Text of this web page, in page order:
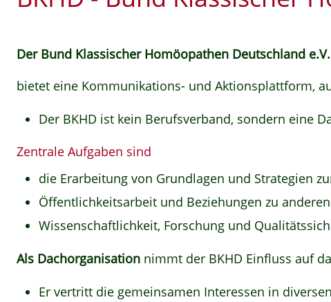
Der Bund Klassischer Homöopathen Deutschland e.V.
bietet eine Kommunikations- und Aktionsplattform,
Der BKHD ist kein Berufsverband, sondern eine
Zentrale Aufgaben sind
die Erarbeitung von Grundlagen und Strategien
Öffentlichkeitsarbeit und Beziehungen zu
Wissenschaftlichkeit, Forschung und
Als Dachorganisation nimmt der BKHD Einfluss auf
Er vertritt die gemeinsamen Interessen in